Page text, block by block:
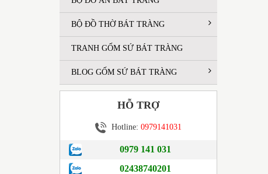
BỘ ĐỒ THỜ BÁT TRÀNG
TRANH GỐM SỨ BÁT TRÀNG
BLOG GỐM SỨ BÁT TRÀNG
HỖ TRỢ
Hotline: 0979141031
0979 141 031
02438740201